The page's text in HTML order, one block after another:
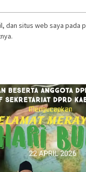
dan situs web saya pada